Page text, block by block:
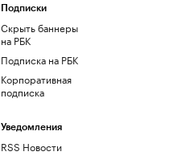
Подписки
Скрыть баннеры
на РБК
Подписка на РБК
Корпоративная
подписка
Уведомления
RSS Новости